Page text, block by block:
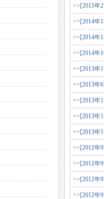
>>[2015年
>>[2014年
>>[2014年
>>[2014年
>>[2013年
>>[2013年
>>[2013年
>>[2013年
>>[2013年
>>[2012年
>>[2012年
>>[2012年
>>[2012年